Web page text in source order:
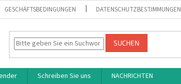
GESCHÄFTSBEDINGUNGEN DATENSCHUTZBESTIMMUNGEN
SUCHEN
Schreiben Sie uns
NACHRICHTEN